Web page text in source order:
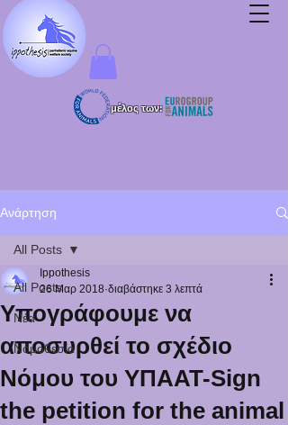
μέλος των:
Ανάρτηση
All Posts
Νέα
Νομοθεσία
All Posts
Υπογράφουμε να
αποσυρθεί το σχέδιο
Νόμου του ΥΠΑΑΤ-Sign
the petition for the animal
Ippothesis
26 Μαρ 2018 διαβάστηκε 3 λεπτά